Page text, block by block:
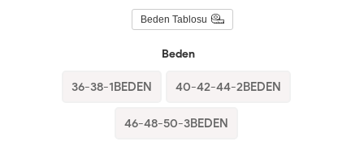
Beden Tablosu
Beden
36-38-1BEDEN 40-42-44-2BEDEN
46-48-50-3BEDEN